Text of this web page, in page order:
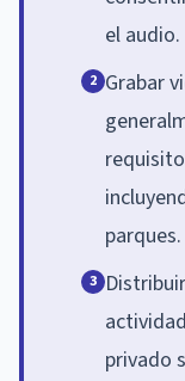
el audio.
2 Grabar
parques.
3
privado